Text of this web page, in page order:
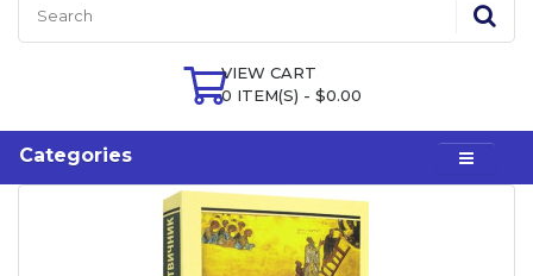
VIEW CART
0 ITEM(S) - $0.00
Categories